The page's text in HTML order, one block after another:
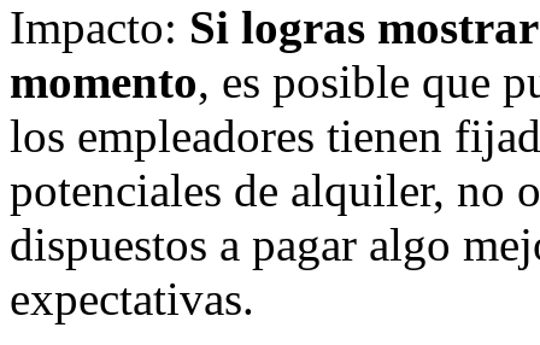
Impacto: Si logras
momento, es posible que
los empleadores tienen
potenciales de alquiler, no
dispuestos a pagar algo
expectativas.